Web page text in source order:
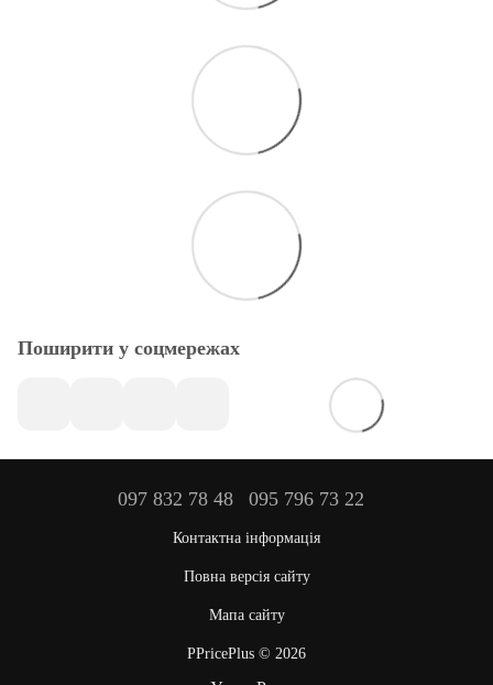
Поширити у соцмережах
097 832 78 48 095 796 73 22
Контактна інформація
Повна версія сайту
Мапа сайту
PPricePlus © 2026